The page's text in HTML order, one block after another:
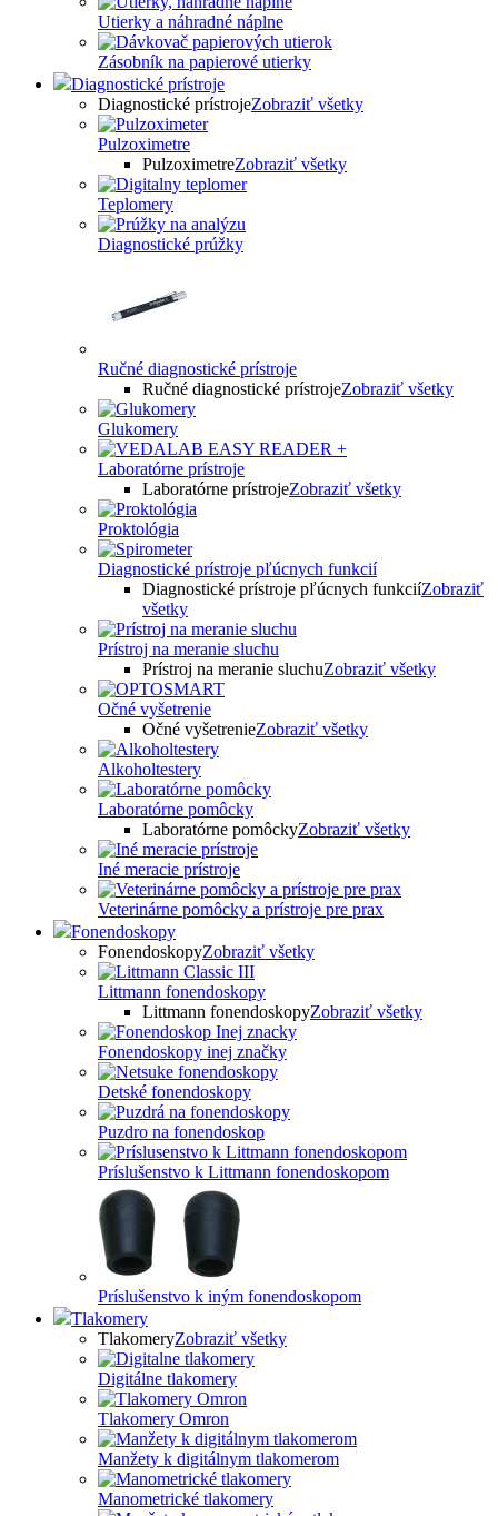
Utierky a náhradné náplne
Zásobník na papierové utierky
Diagnostické prístroje
Diagnostické prístrojeZobraziť všetky
Pulzoximetre
PulzoximetreZobraziť všetky
Teplomery
Diagnostické prúžky
Ručné diagnostické prístroje
Ručné diagnostické prístrojeZobraziť všetky
Glukomery
Laboratórne prístroje
Laboratórne prístrojeZobraziť všetky
Proktológia
Diagnostické prístroje pľúcnych funkcií
Diagnostické prístroje pľúcnych funkciíZobraziť
všetky
Prístroj na meranie sluchu
Prístroj na meranie sluchuZobraziť všetky
Očné vyšetrenie
Očné vyšetrenieZobraziť všetky
Alkoholtestery
Laboratórne pomôcky
Laboratórne pomôckyZobraziť všetky
Iné meracie prístroje
Veterinárne pomôcky a prístroje pre prax
Fonendoskopy
FonendoskopyZobraziť všetky
Littmann fonendoskopy
Littmann fonendoskopyZobraziť všetky
Fonendoskopy inej značky
Detské fonendoskopy
Puzdro na fonendoskop
Príslušenstvo k Littmann fonendoskopom
Príslušenstvo k iným fonendoskopom
Tlakomery
TlakomeryZobraziť všetky
Digitálne tlakomery
Tlakomery Omron
Manžety k digitálnym tlakomerom
Manometrické tlakomery